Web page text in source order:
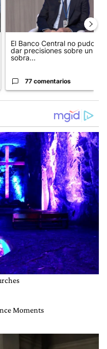
El Banco Central no pudo
dar precisiones sobre un
sobra...
77 comentarios